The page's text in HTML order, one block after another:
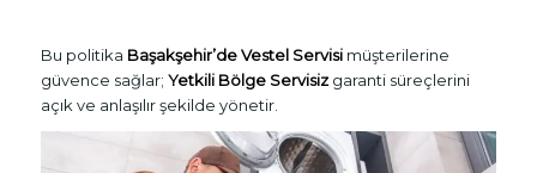
Bu politika Başakşehir’de Vestel Servisimüşterilerine
güvence sağlar; Yetkili Bölge Servisizgaranti süreçlerini
açık ve anlaşılır şekilde yönetir.